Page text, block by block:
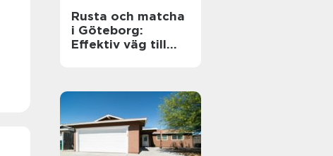
Rusta och matcha
i Göteborg:
Effektiv väg till